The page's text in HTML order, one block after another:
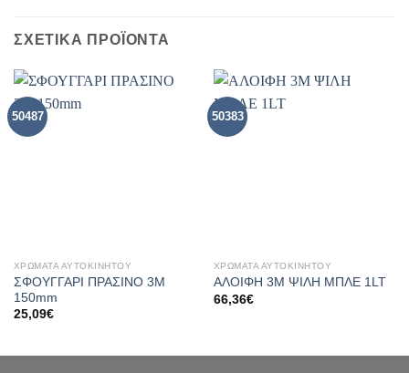
ΣΧΕΤΙΚΑ ΠΡΟΪΟΝΤΑ
50487
ΧΡΩΜΑΤΑ ΑΥΤΟΚΙΝΗΤΟΥ
ΣΦΟΥΓΓΑΡΙ ΠΡΑΣΙΝΟ 3Μ
150mm
25,09€
50383
ΧΡΩΜΑΤΑ ΑΥΤΟΚΙΝΗΤΟΥ
ΑΛΟΙΦΗ 3Μ ΨΙΛΗ ΜΠΛΕ 1LT
66,36€